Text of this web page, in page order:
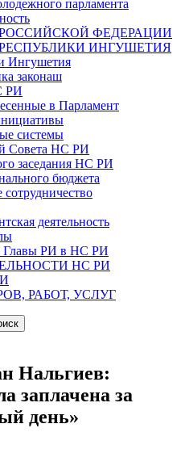
парламента
ФЕДЕРАЦИИ
ИНГУШЕТИЯ
Ингушетия
законаш
РИ
в Парламент
системы
Совета НС РИ
заседания НС РИ
бюджета
деятельность
Главы РИ в НС РИ
НС РИ
РАБОТ, УСЛУГ
Нальгиев:
заплачена за
день»